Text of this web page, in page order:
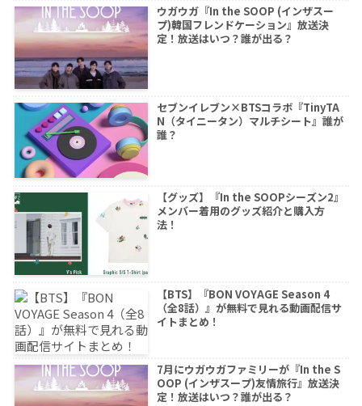
ウガウガ『In the SOOP (インザスー
プ)韓国フレンドケーション』放送決
定！放送はいつ？誰が出る？
セブンイレブン×BTSコラボ『TinyTA
N（タイニータン）マルチシート』誰が
誰？
【グッズ】『In the SOOPシーズン2』
メンバー着用のグッズ紹介と購入方
法！
【BTS】『BON VOYAGE Season 4
（全8話）』が無料で見れる動画配信サ
イトまとめ！
7月にウガウガファミリーが『In the S
OOP (インザスープ)友情旅行』放送決
定！放送はいつ？誰が出る？